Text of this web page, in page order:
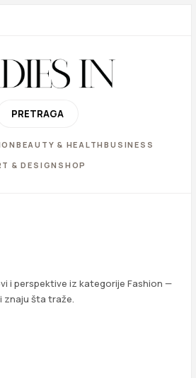
PRETRAGA
BEAUTY & HEALTHBUSINESS
& DESIGN SHOP
i perspektive iz kategorije Fashion —
znaju šta traže.